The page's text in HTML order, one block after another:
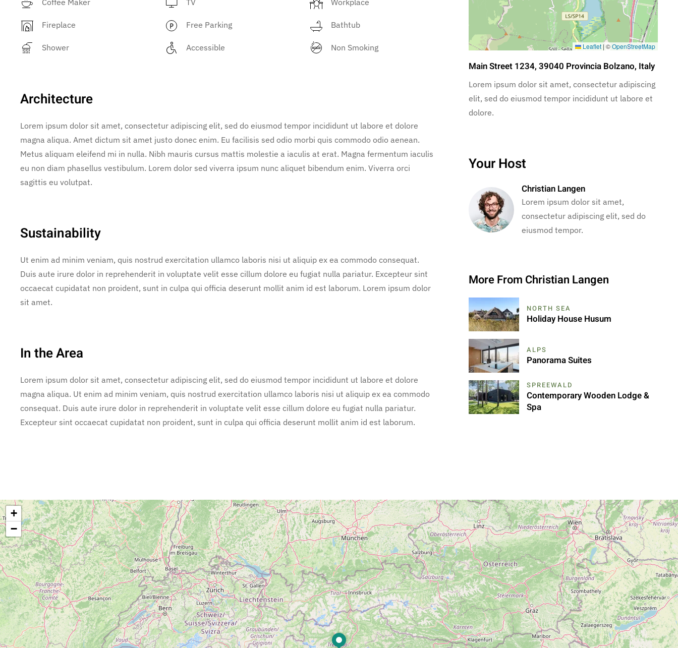
Fireplace Free Parking Bathtub
Shower Accessible Non Smoking
Architecture
Lorem ipsum dolor sit amet, consectetur adipiscing elit, sed do eiusmod tempor incididunt ut labore et dolore
magna aliqua. Amet dictum sit amet justo donec enim. Eu facilisis sed odio morbi quis commodo odio aenean.
Metus aliquam eleifend mi in nulla. Nibh mauris cursus mattis molestie a iaculis at erat. Magna fermentum iaculis
eu non diam phasellus vestibulum. Lorem dolor sed viverra ipsum nunc aliquet bibendum enim. Viverra orci
sagittis eu volutpat.
Sustainability
Ut enim ad minim veniam, quis nostrud exercitation ullamco laboris nisi ut aliquip ex ea commodo consequat.
Duis aute irure dolor in reprehenderit in voluptate velit esse cillum dolore eu fugiat nulla pariatur. Excepteur sint
occaecat cupidatat non proident, sunt in culpa qui officia deserunt mollit anim id est laborum. Lorem ipsum dolor
sit amet.
In the Area
Lorem ipsum dolor sit amet, consectetur adipiscing elit, sed do eiusmod tempor incididunt ut labore et dolore
magna aliqua. Ut enim ad minim veniam, quis nostrud exercitation ullamco laboris nisi ut aliquip ex ea commodo
consequat. Duis aute irure dolor in reprehenderit in voluptate velit esse cillum dolore eu fugiat nulla pariatur.
Excepteur sint occaecat cupidatat non proident, sunt in culpa qui officia deserunt mollit anim id est laborum.
Leaflet | ©OpenStreetMap
Main Street 1234, 39040 Provincia Bolzano, Italy
Lorem ipsum dolor sit amet, consectetur adipiscing
elit, sed do eiusmod tempor incididunt ut labore et
dolore.
Your Host
Christian Langen
Lorem ipsum dolor sit amet,
consectetur adipiscing elit, sed do
eiusmod tempor.
More From Christian Langen
NORTH SEA
Holiday House Husum
ALPS
Panorama Suites
SPREEWALD
Contemporary Wooden Lodge &
Spa
+
−